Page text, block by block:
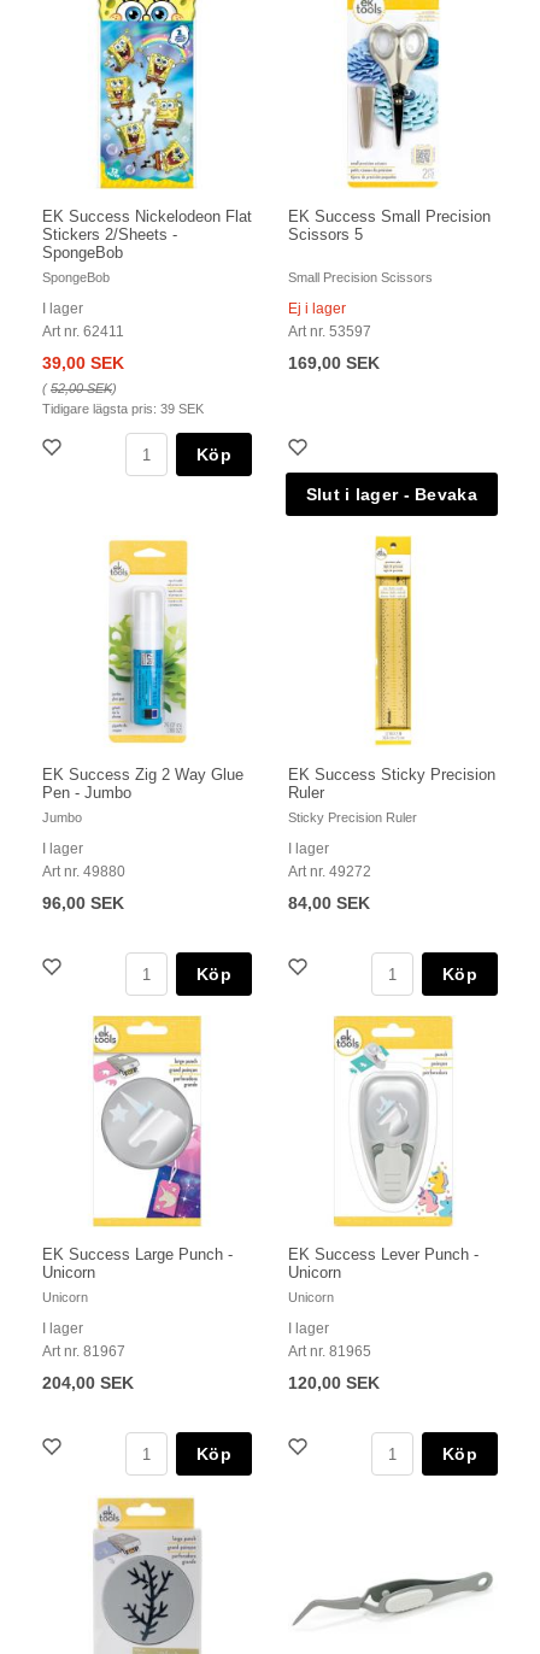
EK Success Nickelodeon Flat
Stickers 2/Sheets -
SpongeBob
SpongeBob
I lager
Art nr. 62411
39,00 SEK
(52,00 SEK)
Tidigare lägsta pris: 39 SEK
Köp
EK Success Small Precision
Scissors 5
Small Precision Scissors
Ej i lager
Art nr. 53597
169,00 SEK
EK Success Zig 2 Way Glue
Pen - Jumbo
Jumbo
I lager
Art nr. 49880
96,00 SEK
Köp
EK Success Sticky Precision
Ruler
Sticky Precision Ruler
I lager
Art nr. 49272
84,00 SEK
Köp
EK Success Large Punch -
Unicorn
Unicorn
I lager
Art nr. 81967
204,00 SEK
Köp
EK Success Lever Punch -
Unicorn
Unicorn
I lager
Art nr. 81965
120,00 SEK
Köp